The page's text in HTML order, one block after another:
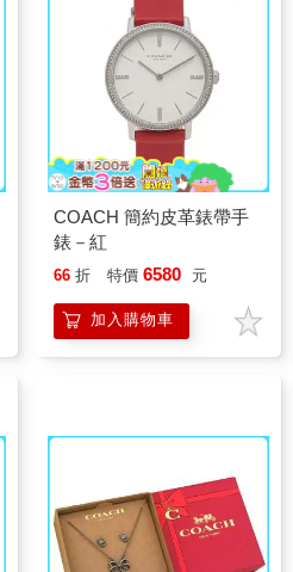
COACH 簡約皮革錶帶手
錶－紅
66 折 特價 6580 元
加入購物車